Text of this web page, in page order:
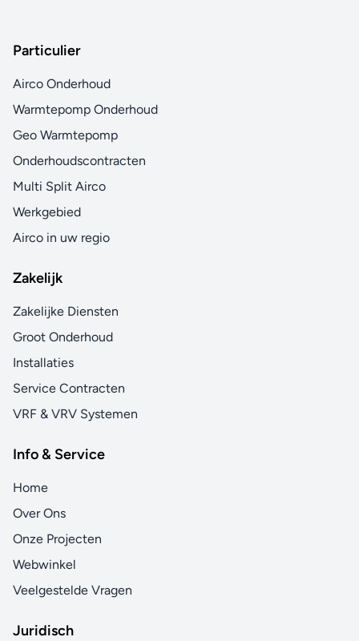
Particulier
Airco Onderhoud
Warmtepomp Onderhoud
Geo Warmtepomp
Onderhoudscontracten
Multi Split Airco
Werkgebied
Airco in uw regio
Zakelijk
Zakelijke Diensten
Groot Onderhoud
Installaties
Service Contracten
VRF & VRV Systemen
Info & Service
Home
Over Ons
Onze Projecten
Webwinkel
Veelgestelde Vragen
Juridisch